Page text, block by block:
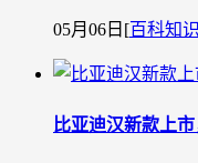
05月06日 [百科知识
比亚迪汉新款上